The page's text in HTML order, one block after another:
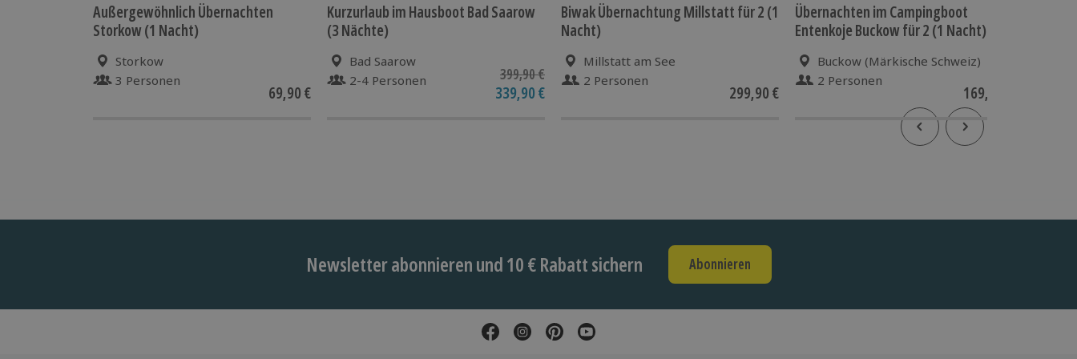
Außergewöhnlich Übernachten
Storkow (1 Nacht)
Storkow
3 Personen
69,90 €
Kurzurlaub im Hausboot Bad Saarow
(3 Nächte)
Bad Saarow
2-4 Personen
399,90 €
339,90 €
Biwak Übernachtung Millstatt für 2 (1
Nacht)
Millstatt am See
2 Personen
299,90 €
Übernachten im Campingboot
Entenkoje Buckow für 2 (1 Nacht)
Buckow (Märkische Schweiz)
2 Personen
169,90 €
Newsletter abonnieren und 10 € Rabatt sichern Abonnieren